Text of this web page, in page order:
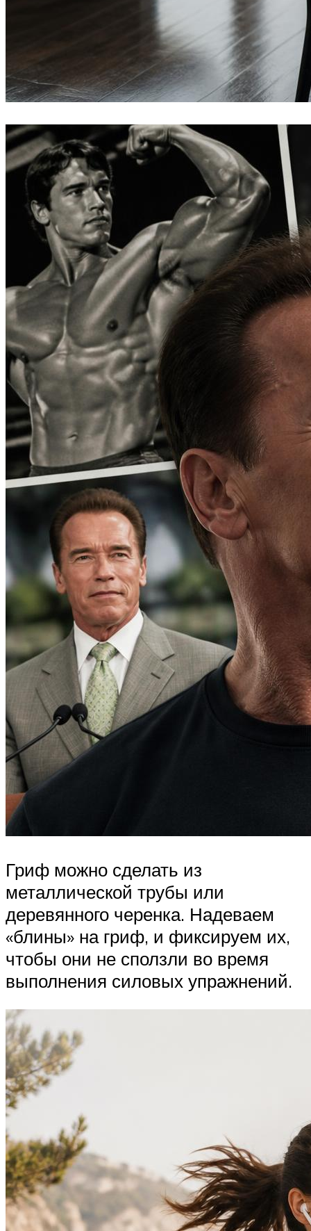
Гриф можно сделать из
металлической трубы или
деревянного черенка. Надеваем
«блины» на гриф, и фиксируем их,
чтобы они не сползли во время
выполнения силовых упражнений.